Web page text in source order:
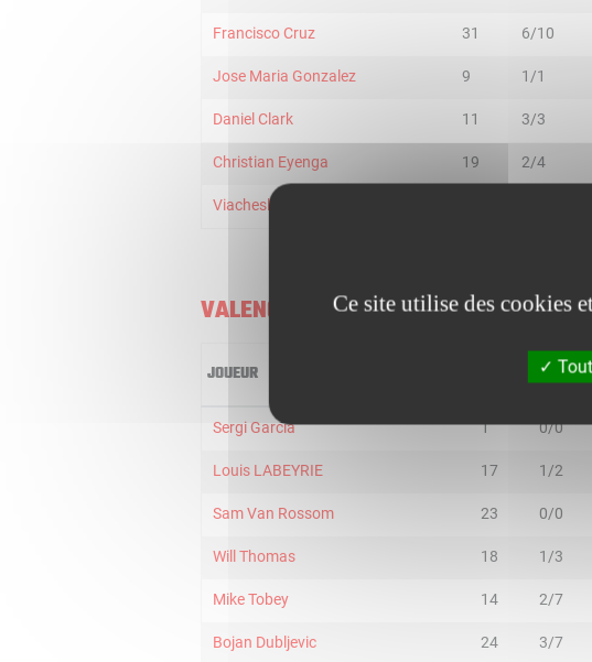
Francisco Cruz 31 6/10
Jose Maria Gonzalez 9 1/1
Daniel Clark 11 3/3
Christian Eyenga 19 2/4
Viacheslav Kravtsov
VALENCIA BASKET
JOUEUR 2R/2T
Sergi Garcia 1 0/0
Louis LABEYRIE 17 1/2
Sam Van Rossom 23 0/0
Will Thomas 18 1/3
Mike Tobey 14 2/7
Bojan Dubljevic 24 3/7
Ce site utilise des cookies